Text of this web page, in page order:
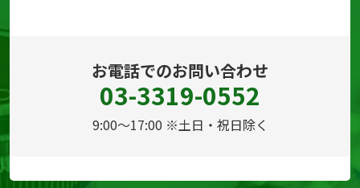
お電話でのお問い合わせ
03-3319-0552
9:00～17:00 ※土日・祝日除く